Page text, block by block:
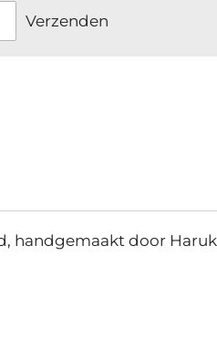
Verzenden
handgemaakt door